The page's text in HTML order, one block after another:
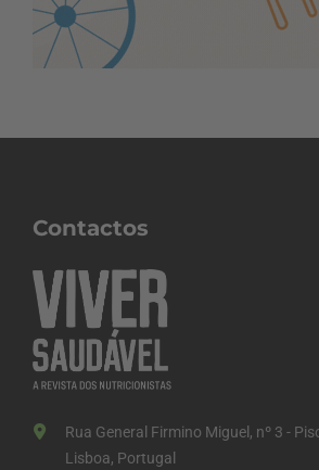
Contactos
Rua General Firmino Miguel, nº 3 -
Lisboa, Portugal